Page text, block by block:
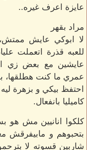
عايزة اعرف غيره..
مراد بقهر
لا ابوكي عايش
للعبه قذرة اتعملت
عايشين مع بعض زي
عمري ما كنت هطلقها،
احتفظ بيكي و بزهرة
كاميليا بانفعال.
كلكوا انانيين مش هو
بتحبوهم و مابيفرقش
شاربين قسوته لا